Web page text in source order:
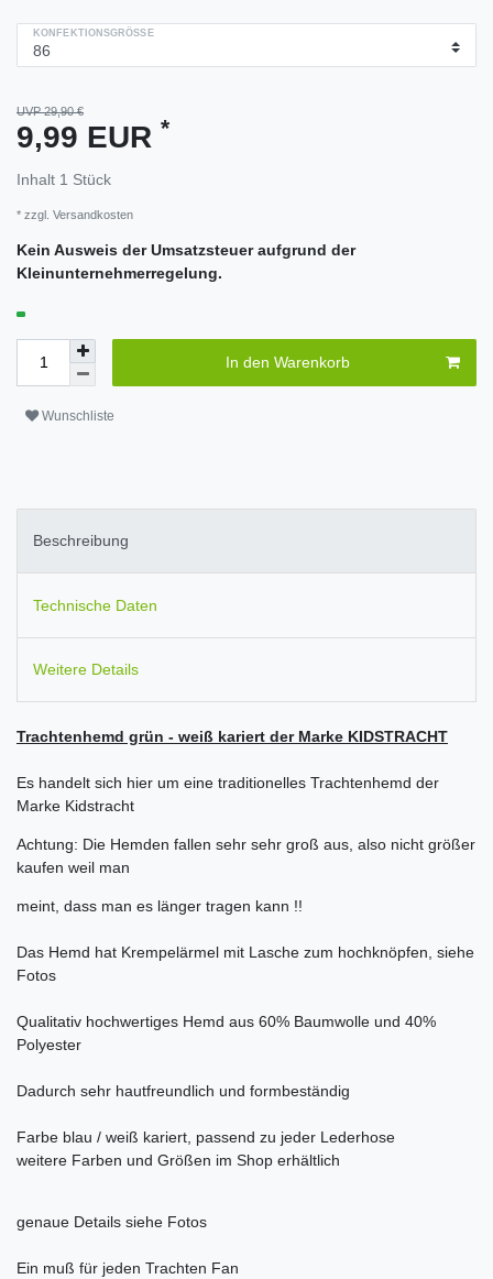
KONFEKTIONSGRÖSSE
UVP 29,90 €
9,99 EUR *
Inhalt 1 Stück
* zzgl. Versandkosten
Kein Ausweis der Umsatzsteuer aufgrund der
Kleinunternehmerregelung.
In den Warenkorb
Wunschliste
Beschreibung
Technische Daten
Weitere Details
Trachtenhemd grün - weiß kariert der Marke KIDSTRACHT
Es handelt sich hier um eine traditionelles Trachtenhemd der
Marke Kidstracht
Achtung: Die Hemden fallen sehr sehr groß aus, also nicht größer
kaufen weil man
meint, dass man es länger tragen kann !!
Das Hemd hat Krempelärmel mit Lasche zum hochknöpfen, siehe
Fotos
Qualitativ hochwertiges Hemd aus 60% Baumwolle und 40%
Polyester
Dadurch sehr hautfreundlich und formbeständig
Farbe blau / weiß kariert, passend zu jeder Lederhose
weitere Farben und Größen im Shop erhältlich
genaue Details siehe Fotos
Ein muß für jeden Trachten Fan